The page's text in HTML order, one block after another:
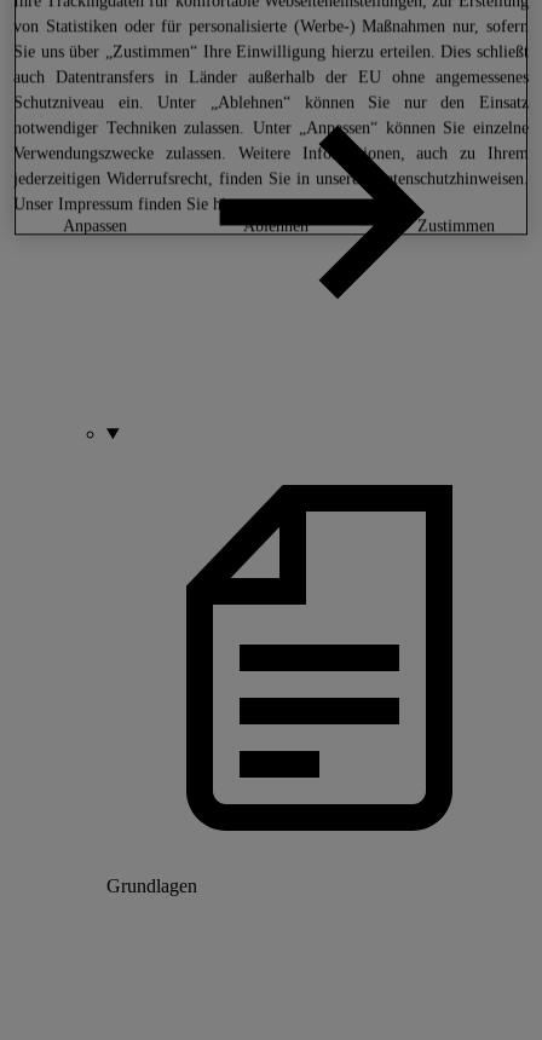
Grundlagen
von Statistiken oder für personalisierte (Werbe-) Maßnahmen nur, sofern
Sie uns über „Zustimmen“ Ihre Einwilligung hierzu erteilen. Dies schließt
auch Datentransfers in Länder außerhalb der EU ohne angemessenes
Schutzniveau ein. Unter „Ablehnen“ können Sie nur den Einsatz
notwendiger Techniken zulassen. Unter „Anpassen“ können Sie einzelne
Verwendungszwecke zulassen. Weitere Informationen, auch zu Ihrem
jederzeitigen Widerrufsrecht, finden Sie in unseren
Datenschutzhinweisen.
Unser Impressum finden Sie hier.
ablehnen
zustimmen
anpassen